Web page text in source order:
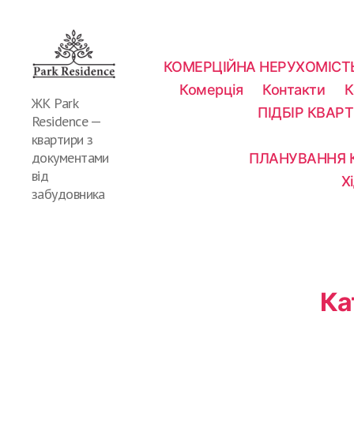
ЖК Park
Residence —
квартири з
документами
від
забудовника
КОМЕРЦІЙНА
Комерція
Контакти
ПІДБІР
ПЛАНУВАННЯ